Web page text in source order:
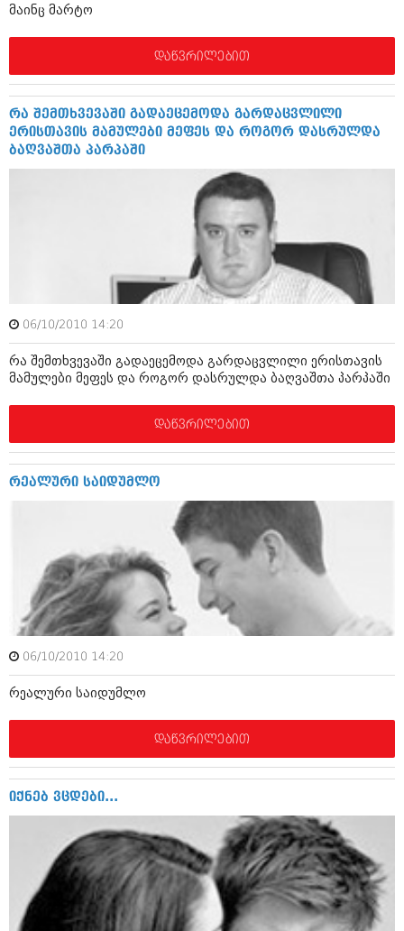
ნოემბერი 2017 (212)
ოქტომბერი 2017 (231)
სექტემბერი 2017 (261)
აგვისტო 2017 (212)
ივნისი 2017 (265)
მაისი 2017 (216)
აპრილი 2017 (220)
დეკემბერი 2016 (207)
ნოემბერი 2016 (207)
ოქტომბერი 2016 (257)
სექტემბერი 2016 (224)
აგვისტო 2016 (258)
ივლისი 2016 (211)
ივნისი 2016 (221)
მაისი 2016 (261)
აპრილი 2016 (215)
მარტი 2016 (200)
ნოემბერი 2015 (264)
სექტემბერი 2015 (215)
აგვისტო 2015 (286)
ივლისი 2015 (173)
ივნისი 2015 (261)
მაისი 2015 (194)
აპრილი 2015 (208)
მარტი 2015 (365)
თებერვალი 2015 (286)
იანვარი 2015 (247)
დეკემბერი 2014 (342)
ოქტომბერი 2014 (292)
სექტემბერი 2014 (394)
აგვისტო 2014 (248)
ივლისი 2014 (313)
ივნისი 2014 (366)
მაისი 2014 (313)
აპრილი 2014 (290)
თებერვალი 2014 (318)
იანვარი 2014 (297)
დეკემბერი 2013 (365)
ნოემბერი 2013 (279)
ოქტომბერი 2013 (256)
სექტემბერი 2013 (368)
მაინც მარტო
დაწვრილებით
რა შემთხვევაში გადაეცემოდა გარდაცვლილი
ერისთავის მამულები მეფეს და როგორ დასრულდა
ბაღვაშთა პარპაში
06/10/2010 14:20
რა შემთხვევაში გადაეცემოდა გარდაცვლილი ერისთავის
მამულები მეფეს და როგორ დასრულდა ბაღვაშთა პარპაში
დაწვრილებით
რეალური საიდუმლო
06/10/2010 14:20
რეალური საიდუმლო
დაწვრილებით
იქნებ ვცდები...